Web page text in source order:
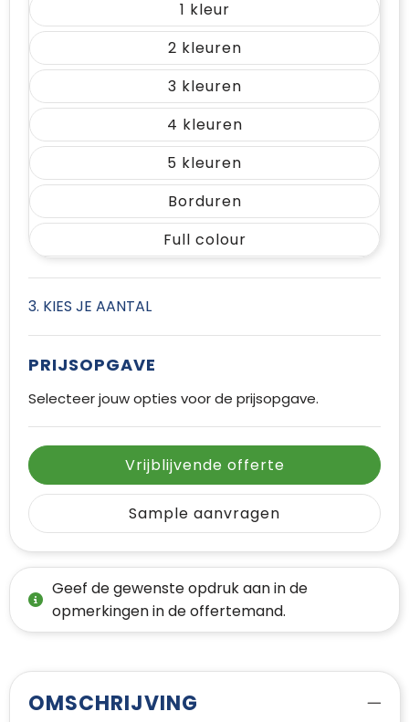
1
2
3
4
5
Borduren
Full colour
3. KIES JE AANTAL
PRIJSOPGAVE
Selecteer jouw opties voor de prijsopgave.
Vrijblijvende offerte
Sample aanvragen
Geef de gewenste opdruk aan in de
opmerkingen in de offertemand.
OMSCHRIJVING